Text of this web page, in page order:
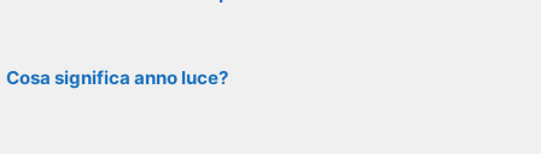
Cosa significa anno luce?